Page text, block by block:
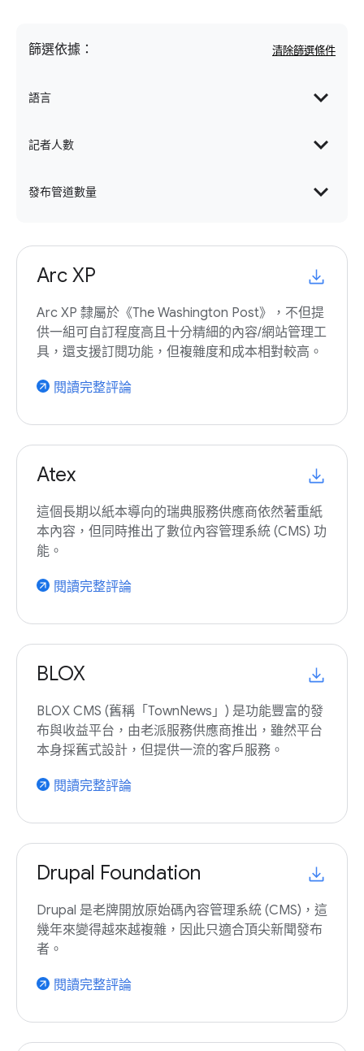
篩選依據：
語言 expand_more
記者人數 expand_more
發布管道數量 expand_more
Arc XP
Arc XP 隸屬於《The Washington Post》，不但提
供一組可自訂程度高且十分精細的內容/網站管理工
具，還支援訂閱功能，但複雜度和成本相對較高。
arrow_outward 閱讀完整評論
Atex
這個長期以紙本導向的瑞典服務供應商依然著重紙
本內容，但同時推出了數位內容管理系統 (CMS) 功
能。
arrow_outward 閱讀完整評論
BLOX
BLOX CMS (舊稱「TownNews」) 是功能豐富的發
布與收益平台，由老派服務供應商推出，雖然平台
本身採舊式設計，但提供一流的客戶服務。
arrow_outward 閱讀完整評論
Drupal Foundation
Drupal 是老牌開放原始碼內容管理系統 (CMS)，這
幾年來變得越來越複雜，因此只適合頂尖新聞發布
者。
arrow_outward 閱讀完整評論